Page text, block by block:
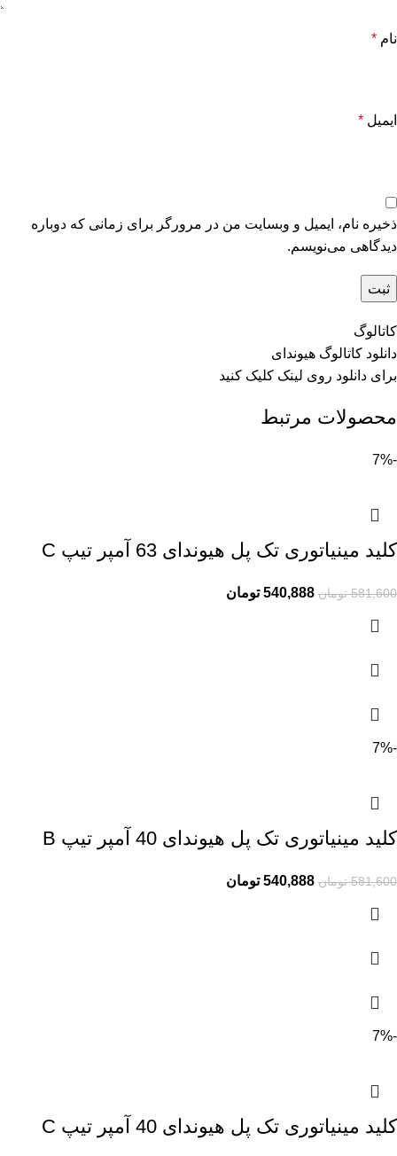
نام *
ایمیل *
ذخیره نام، ایمیل و وبسایت من در مرورگر برای زمانی که دوباره
دیدگاهی می‌نویسم.
کاتالوگ
دانلود کاتالوگ هیوندای
برای دانلود روی لینک کلیک کنید
محصولات مرتبط
-7%
کلید مینیاتوری تک پل هیوندای 63 آمپر تیپ C
581,600 تومان 540,888 تومان
-7%
کلید مینیاتوری تک پل هیوندای 40 آمپر تیپ B
581,600 تومان 540,888 تومان
-7%
کلید مینیاتوری تک پل هیوندای 40 آمپر تیپ C